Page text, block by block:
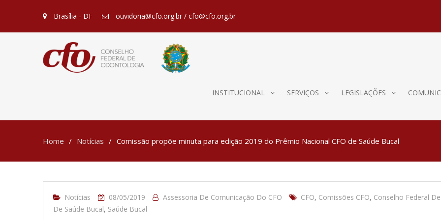
Brasília - DF ouvidoria@cfo.org.br / cfo@cfo.org.br
INSTITUCIONAL SERVIÇOS LEGISLAÇÕES
Home Notícias Comissão propõe minuta para edição 2019 do Prêmio Nacional CFO de Saúde Bucal
Notícias 08/05/2019 Assessoria De Comunicação Do CFO CFO, Comissões CFO, Conselho Federal
De Saúde Bucal, Saúde Bucal